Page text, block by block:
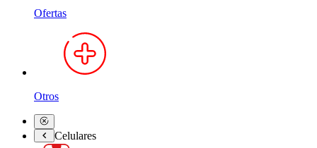
Ofertas
Otros
Celulares